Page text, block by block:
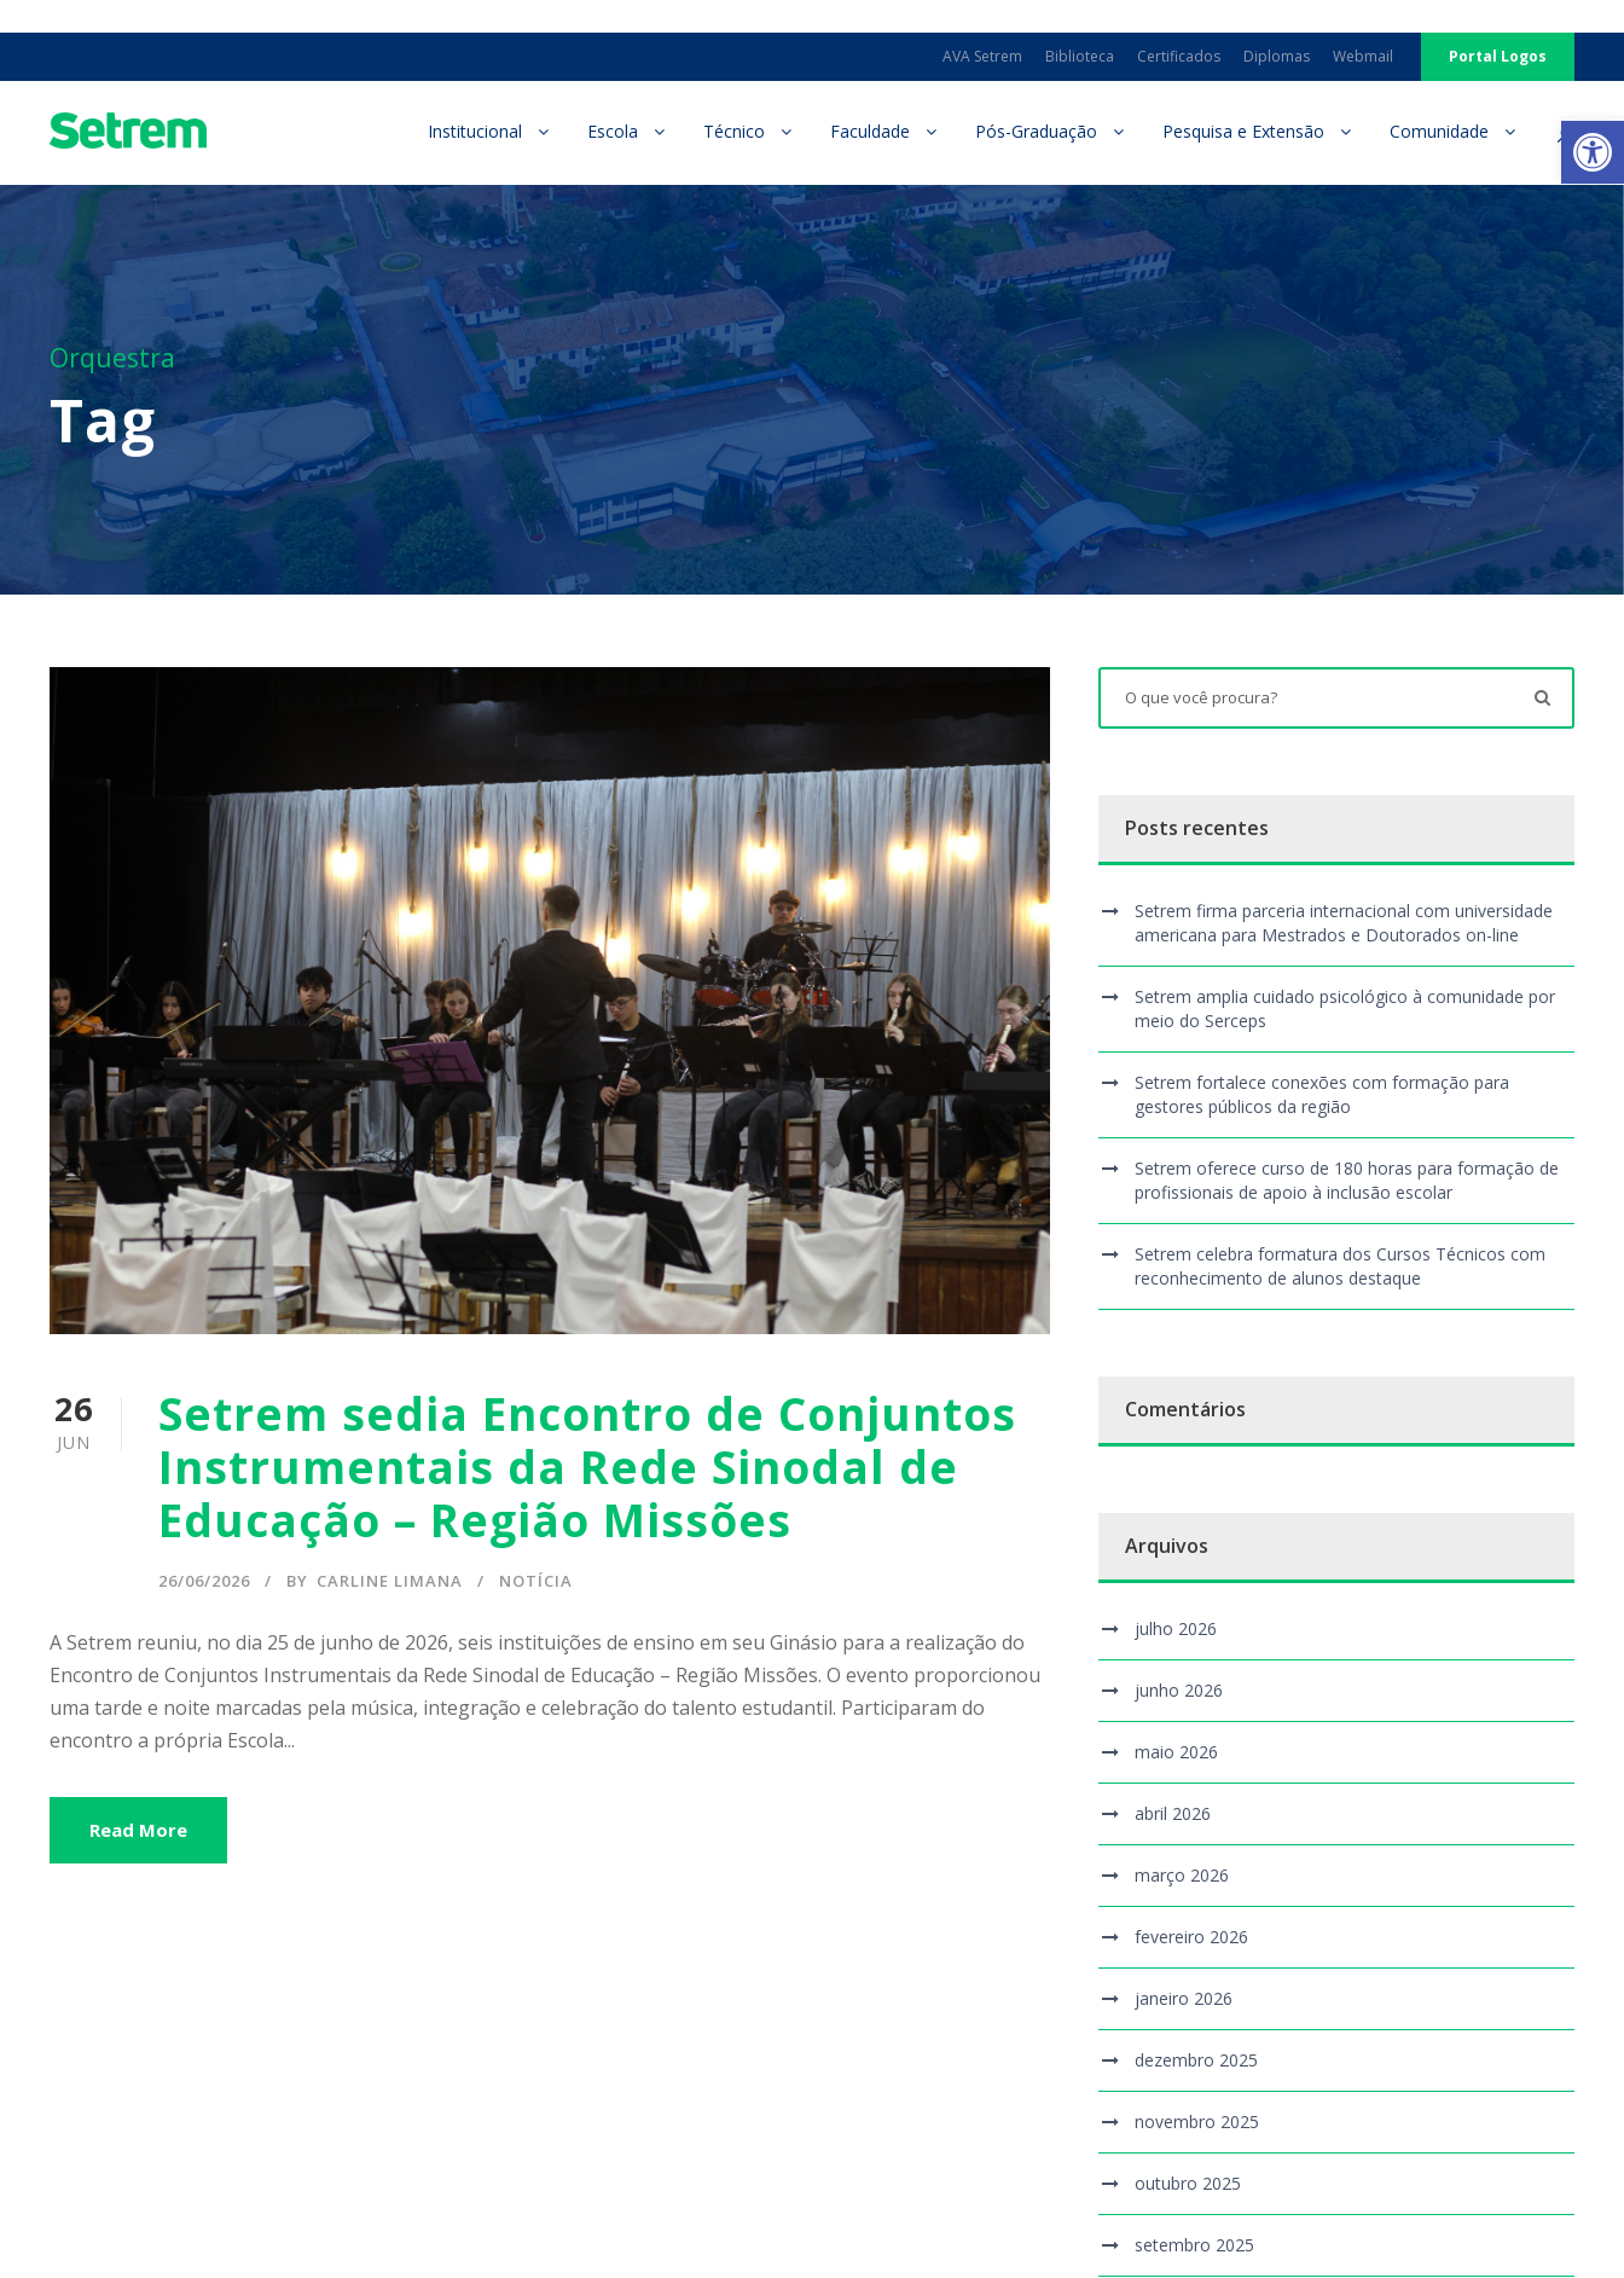
AVA Setrem Biblioteca Certificados Diplomas Webmail Portal Logos
Institucional Escola Técnico Faculdade Pós-Graduação Pesquisa e Extensão Comunidade
Orquestra
Tag
26
JUN
Setrem sedia Encontro de Conjuntos
Instrumentais da Rede Sinodal de
Educação – Região Missões
26/06/2026 BY CARLINE LIMANA NOTÍCIA
A Setrem reuniu, no dia 25 de junho de 2026, seis instituições de ensino em seu Ginásio para a realização do
Encontro de Conjuntos Instrumentais da Rede Sinodal de Educação – Região Missões. O evento proporcionou
uma tarde e noite marcadas pela música, integração e celebração do talento estudantil. Participaram do
encontro a própria Escola...
Read More
Posts recentes
Setrem firma parceria internacional com universidade
americana para Mestrados e Doutorados on-line
Setrem amplia cuidado psicológico à comunidade por
meio do Serceps
Setrem fortalece conexões com formação para
gestores públicos da região
Setrem oferece curso de 180 horas para formação de
profissionais de apoio à inclusão escolar
Setrem celebra formatura dos Cursos Técnicos com
reconhecimento de alunos destaque
Comentários
Arquivos
julho 2026
junho 2026
maio 2026
abril 2026
março 2026
fevereiro 2026
janeiro 2026
dezembro 2025
novembro 2025
outubro 2025
setembro 2025